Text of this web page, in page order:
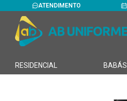
ATENDIMENTO
RESIDENCIAL BABÁS